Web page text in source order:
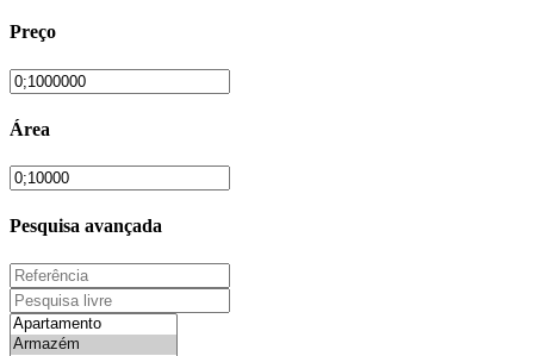
Preço
Área
Pesquisa avançada